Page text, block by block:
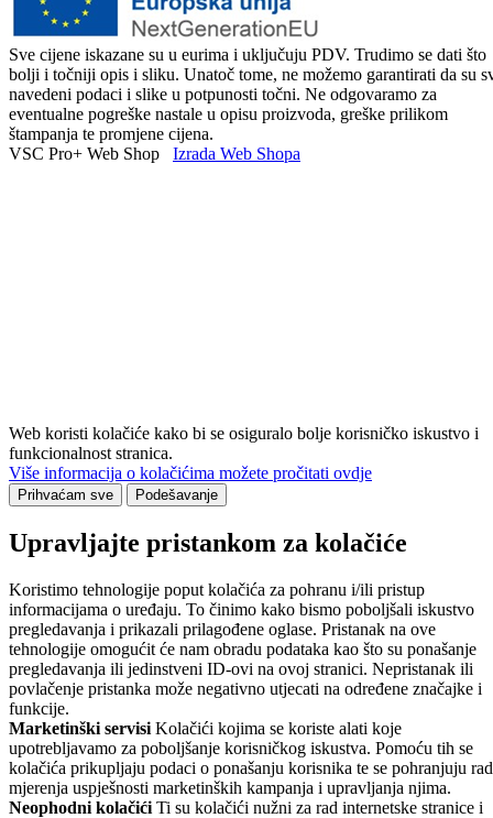
Sve cijene iskazane su u eurima i uključuju PDV. Trudimo se dati što
bolji i točniji opis i sliku. Unatoč tome, ne možemo garantirati da su
navedeni podaci i slike u potpunosti točni. Ne odgovaramo za
eventualne pogreške nastale u opisu proizvoda, greške prilikom
štampanja te promjene cijena.
VSC Pro+ Web Shop Izrada Web Shopa
Web koristi kolačiće kako bi se osiguralo bolje korisničko iskustvo i
funkcionalnost stranica.
Više informacija o kolačićima možete pročitati ovdje
Prihvaćam sve Podešavanje
Upravljajte pristankom za kolačiće
Koristimo tehnologije poput kolačića za pohranu i/ili pristup
informacijama o uređaju. To činimo kako bismo poboljšali iskustvo
pregledavanja i prikazali prilagođene oglase. Pristanak na ove
tehnologije omogućit će nam obradu podataka kao što su ponašanje
pregledavanja ili jedinstveni ID-ovi na ovoj stranici. Nepristanak ili
povlačenje pristanka može negativno utjecati na određene značajke i
funkcije.
Marketinški servisi Kolačići kojima se koriste alati koje
upotrebljavamo za poboljšanje korisničkog iskustva. Pomoću tih se
kolačića prikupljaju podaci o ponašanju korisnika te se pohranjuju
mjerenja uspješnosti marketinških kampanja i upravljanja njima.
Neophodni kolačići Ti su kolačići nužni za rad internetske stranice i